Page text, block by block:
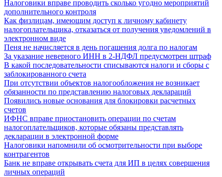
Налоговики вправе проводить сколько угодно мероприятий
дополнительного контроля
Как физлицам, имеющим доступ к личному кабинету
налогоплательщика, отказаться от получения уведомлений в
электронном виде
Пеня не начисляется в день погашения долга по налогам
За указание неверного ИНН в 2-НДФЛ предусмотрен штраф
В какой последовательности списываются налоги и сборы с
заблокированного счета
При отсутствии объектов налогообложения не возникает
обязанности по представлению налоговых деклараций
Появились новые основания для блокировки расчетных
счетов
ИФНС вправе приостановить операции по счетам
налогоплательщиков, которые обязаны представлять
декларации в электронной форме
Налоговики напомнили об осмотрительности при выборе
контрагентов
Банк не вправе открывать счета для ИП в целях совершения
личных операций